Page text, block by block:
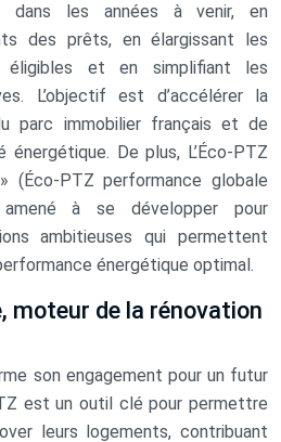
dans les années à venir, en
des prêts, en élargissant les
éligibles et en simplifiant les
L’objectif est d’accélérer la
parc immobilier français et de
De plus, L’Éco-PTZ
(Éco-PTZ performance globale
à se développer pour
ambitieuses qui permettent
énergétique optimal.
moteur de la rénovation
son engagement pour un futur
est un outil clé pour permettre
leurs logements, contribuant